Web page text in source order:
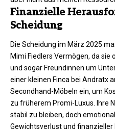
Finanzielle
Scheidung
Die Scheidung im März 2025
Mimi Fiedlers Vermögen, da
und sogar Freundinnen um
einer kleinen Finca bei Andratx
Secondhand-Möbeln ein, um
zu früherem Promi-Luxus. Ihre
stabil zu bleiben, doch
Gewichtsverlust und finanzieller